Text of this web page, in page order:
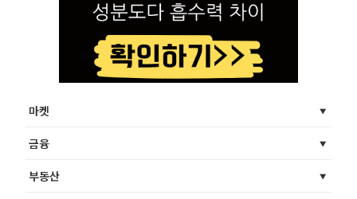
마켓
금융
부동산